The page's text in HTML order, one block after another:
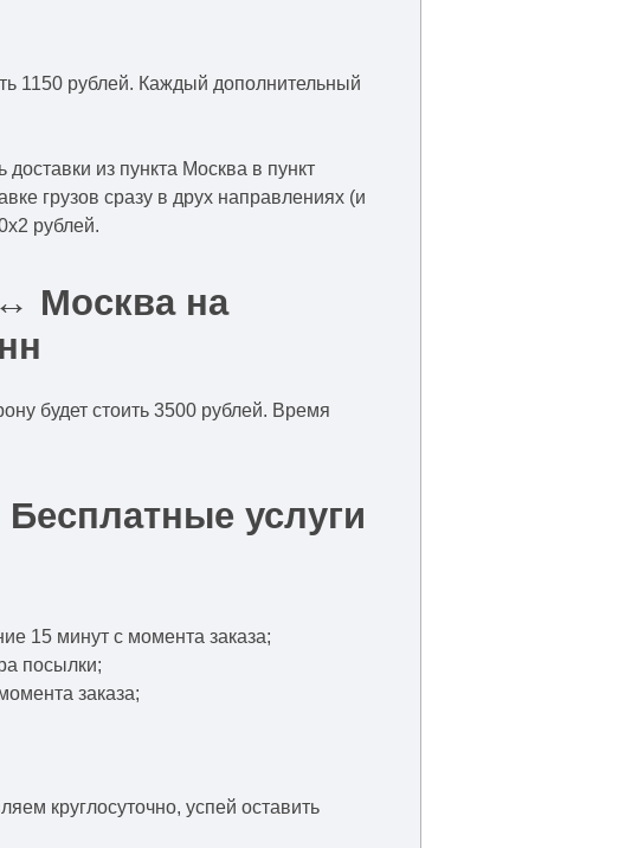
1150 рублей. Каждый дополнительный
из пункта Москва в пункт
грузов сразу в друх направлениях (и
рублей.
Москва на
будет стоить 3500 рублей. Время
услуги
15 минут с момента заказа;
посылки;
заказа;
круглосуточно, успей оставить